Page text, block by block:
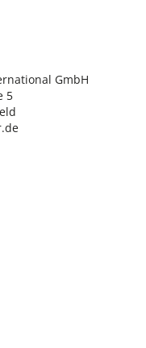
GmbH
5